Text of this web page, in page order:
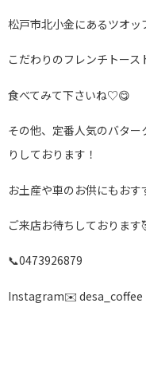
松戸市北小金にあるツオッ
こだわりのフレンチトース
食べてみて下さいね♡😋
その他、定番人気のバタ
りしております！
お土産や車のお供にもお
ご来店お待ちしております
📞0473926879
Instagram✉️ desa_coffee